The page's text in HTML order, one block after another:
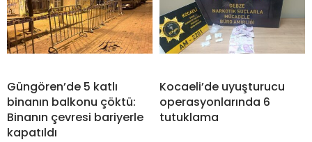
Güngören’de 5 katlı
binanın balkonu çöktü:
Binanın çevresi bariyerle
kapatıldı
Kocaeli’de uyuşturucu
operasyonlarında 6
tutuklama